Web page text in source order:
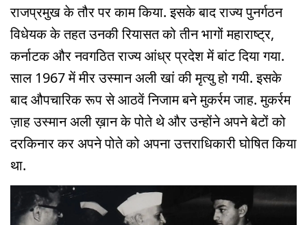
राजप्रमुख के तौर पर काम किया. इसके बाद राज्य पुनर्गठन
विधेयक के तहत उनकी रियासत को तीन भागों महाराष्ट्र,
कर्नाटक और नवगठित राज्य आंध्र प्रदेश में बांट दिया गया.
साल 1967 में मीर उस्मान अली खां की मृत्यु हो गयी. इसके
बाद औपचारिक रूप से आठवें निजाम बने मुकर्रम जाह. मुकर्रम
ज़ाह उस्मान अली ख़ान के पोते थे और उन्होंने अपने बेटों को
दरकिनार कर अपने पोते को अपना उत्तराधिकारी घोषित किया
था.